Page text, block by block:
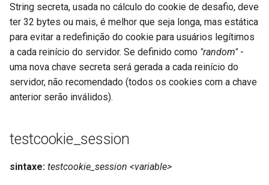
perf
prettycjson
pubsub
qless
rabbitmqstomp
String secreta, usada no cálculo do cookie de desafio, deve
ter 32 bytes ou mais, é melhor que seja longa, mas estática
para evitar a redefinição do cookie para usuários legítimos
a cada reinício do servidor. Se definido como "random"-
uma nova chave secreta será gerada a cada reinício do
servidor, não recomendado (todos os cookies com a chave
anterior serão inválidos).
testcookie_session
sintaxe: testcookie_session <variable>